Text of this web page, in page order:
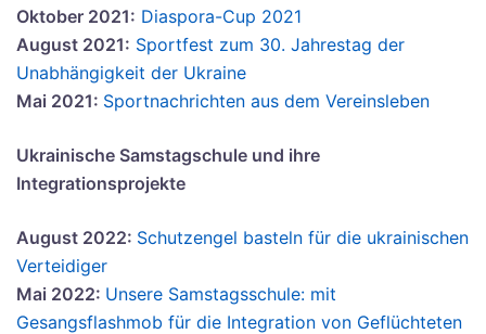
Oktober 2021: Diaspora-Cup 2021
August 2021: Sportfest zum 30. Jahrestag der
Unabhängigkeit der Ukraine
Mai 2021: Sportnachrichten aus dem Vereinsleben
Ukrainische Samstagschule und ihre
Integrationsprojekte
August 2022: Schutzengel basteln für die ukrainischen
Verteidiger
Mai 2022: Unsere Samstagsschule: mit
Gesangsflashmob für die Integration von Geflüchteten